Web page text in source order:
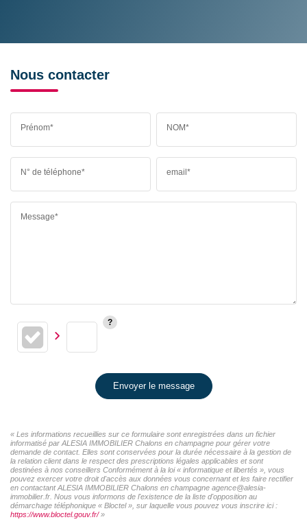
Nous contacter
Prénom* NOM*
N° de téléphone* email*
Message*
Envoyer le message
« Les informations recueillies sur ce formulaire sont enregistrées dans un fichier
informatisé par ALESIA IMMOBILIER Chalons en champagne pour gérer votre
demande de contact. Elles sont conservées pour la durée nécessaire à la gestion de
la relation client dans le respect des prescriptions légales applicables et sont
destinées à nos conseillers Conformément à la loi « informatique et libertés », vous
pouvez exercer votre droit d'accès aux données vous concernant et les faire rectifier
en contactant ALESIA IMMOBILIER Chalons en champagne agence@alesia-
immobilier.fr. Nous vous informons de l'existence de la liste d'opposition au
démarchage téléphonique « Bloctel », sur laquelle vous pouvez vous inscrire ici :
https://www.bloctel.gouv.fr/»